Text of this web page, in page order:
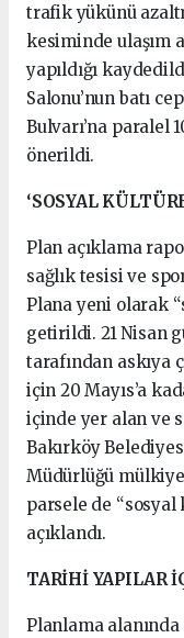
trafik yükünü
kesiminde ulaşım
yapıldığı
Salonu’nun batı
Bulvarı’na paralel
önerildi.
‘SOSYAL
Plan açıklama
sağlık tesisi ve
Plana yeni olarak
getirildi. 21 Nisan
tarafından askıya
için 20 Mayıs’a
içinde yer alan ve
Bakırköy
Müdürlüğü
parsele de “sosyal
açıklandı.
TARİHİ YAPILAR
Planlama